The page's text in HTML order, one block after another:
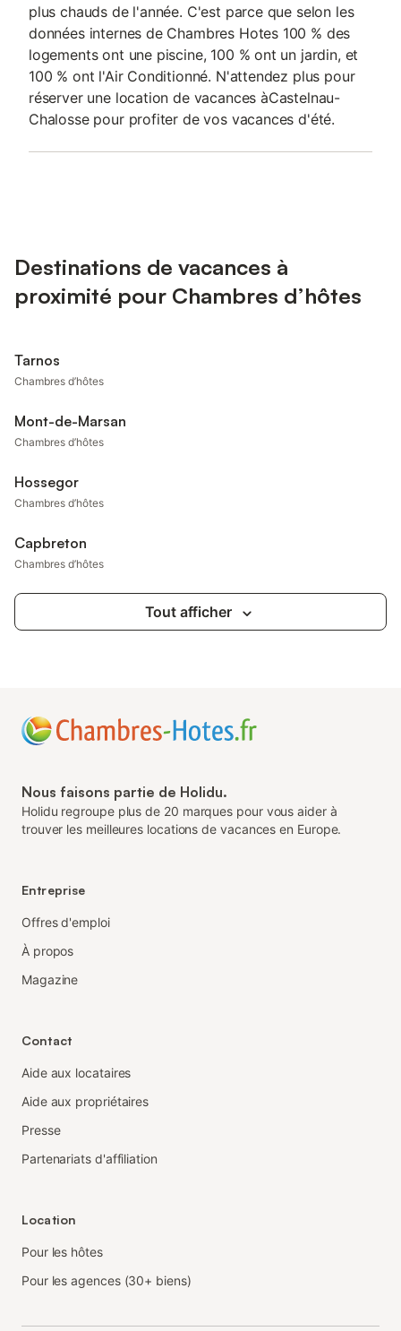
plus chauds de l'année. C'est parce que selon les
données internes de Chambres Hotes 100 % des
logements ont une piscine, 100 % ont un jardin, et
100 % ont l'Air Conditionné. N'attendez plus pour
réserver une location de vacances àCastelnau-
Chalosse pour profiter de vos vacances d'été.
Destinations de vacances à
proximité pour Chambres d’hôtes
Tarnos
Chambres d’hôtes
Mont-de-Marsan
Chambres d’hôtes
Hossegor
Chambres d’hôtes
Capbreton
Chambres d’hôtes
Tout afficher
Nous faisons partie de Holidu.
Holidu regroupe plus de 20 marques pour vous aider à
trouver les meilleures locations de vacances en Europe.
Entreprise
Offres d'emploi
À propos
Magazine
Contact
Aide aux locataires
Aide aux propriétaires
Presse
Partenariats d'affiliation
Location
Pour les hôtes
Pour les agences (30+ biens)